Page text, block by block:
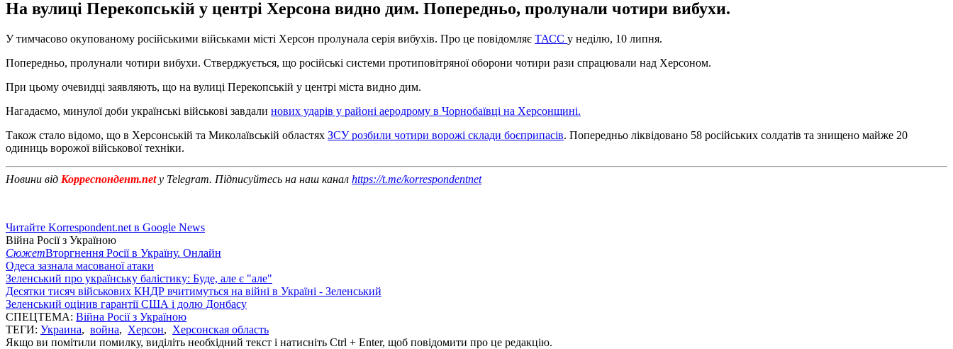
На вулиці Перекопській у центрі Херсона видно дим. Попередньо, пролунали чотири вибухи.
У тимчасово окупованому російськими військами місті Херсон пролунала серія вибухів. Про це повідомляє ТАСС у неділю, 10 липня.
Попередньо, пролунали чотири вибухи. Стверджується, що російські системи протиповітряної оборони чотири рази спрацювали над Херсоном.
При цьому очевидці заявляють, що на вулиці Перекопській у центрі міста видно дим.
Нагадаємо, минулої доби українські військові завдали нових ударів у районі аеродрому в Чорнобаївці на Херсонщині.
Також стало відомо, що в Херсонській та Миколаївській областях ЗСУ розбили чотири ворожі склади боєприпасів. Попередньо ліквідовано 58 російських солдатів та знищено майже 20
одиниць ворожої військової техніки.
Новини від Корреспондент.netу Telegram. Підписуйтесь на наш канал https://t.me/korrespondentnet
Читайте Korrespondent.net в Google News
Війна Росії з Україною
СюжетВторгнення Росії в Україну. Онлайн
Одеса зазнала масованої атаки
Зеленський про українську балістику: Буде, але є "але"
Десятки тисяч військових КНДР вчитимуться на війні в Україні - Зеленський
Зеленський оцінив гарантії США і долю Донбасу
СПЕЦТЕМА: Війна Росії з Україною
ТЕГИ: Украина, война, Херсон, Херсонская область
Якщо ви помітили помилку, виділіть необхідний текст і натисніть Ctrl + Enter, щоб повідомити про це редакцію.